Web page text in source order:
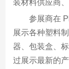
装材料供应商
参展商在
展示各种塑料
器、包装盒、
过展示最新的